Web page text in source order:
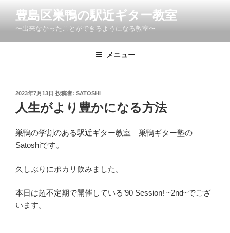
ン
豊島区巣鴨の駅近ギター教室
〜出来なかったことができるようになる教室〜
メニュー
投
日:
2023年7月13日 投稿者: SATOSHI
人生がより豊かになる方法
巣鴨の学割のある駅近ギター教室 巣鴨ギター塾の
Satoshiです。
久しぶりにポカリ飲みました。
本日は超不定期で開催している’90 Session! ~2nd~でござ
います。